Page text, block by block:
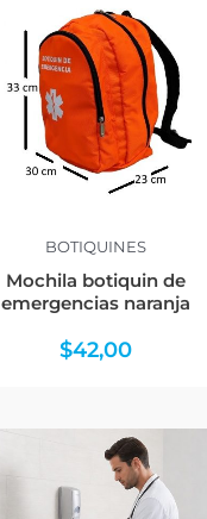
BOTIQUINES
Mochila botiquin de
emergencias naranja
$42,00